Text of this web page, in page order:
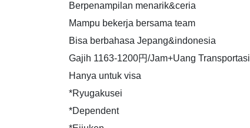
Berpenampilan menarik&ceria
Mampu bekerja bersama team
Bisa berbahasa Jepang&indonesia
Gajih 1163-1200円/Jam+Uang Transportasi
Hanya untuk visa
*Ryugakusei
*Dependent